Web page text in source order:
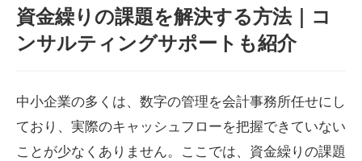
資金繰りの課題を解決する方法｜コ
ンサルティングサポートも紹介
中小企業の多くは、数字の管理を会計事務所任せにし
ており、実際のキャッシュフローを把握できていない
ことが少なくありません。ここでは、資金繰りの課題